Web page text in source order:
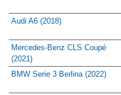
Audi A6 (2018)
Mercedes-Benz CLS Coupé
(2021)
BMW Serie 3 Berlina (2022)